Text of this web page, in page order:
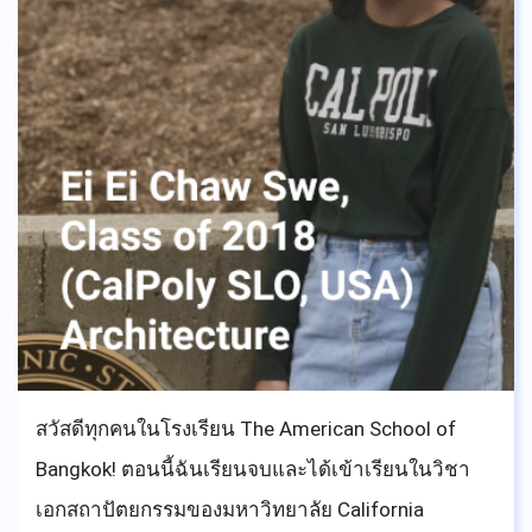
สวัสดีทุกคนในโรงเรียน The American School of
Bangkok! ตอนนี้ฉันเรียนจบและได้เข้าเรียนในวิชา
เอกสถาปัตยกรรมของมหาวิทยาลัย California